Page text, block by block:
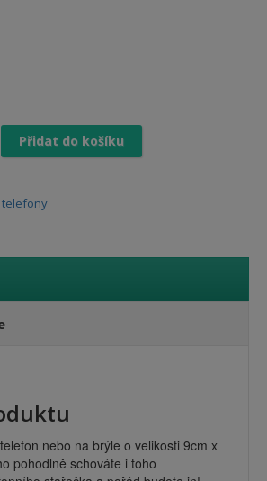
Přidat do košíku
telefony
nebo na brýle o velikosti 9cm x
pohodlně schováte i toho